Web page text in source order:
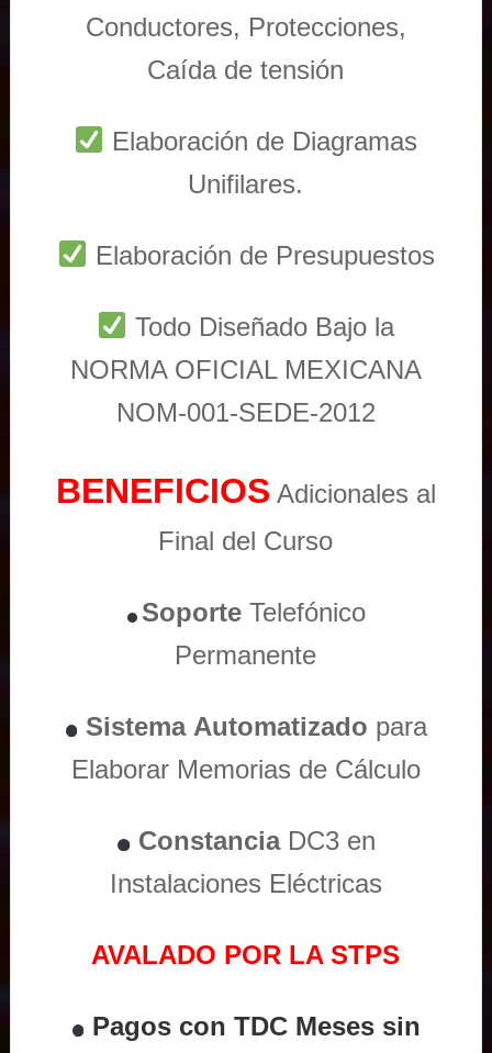
Conductores, Protecciones,
Caída de tensión
Elaboración de Diagramas
Unifilares.
Elaboración de Presupuestos
Todo Diseñado Bajo la
NORMA OFICIAL MEXICANA
NOM-001-SEDE-2012
BENEFICIOS Adicionales al
Final del Curso
Soporte Telefónico
Permanente
Sistema Automatizado para
Elaborar Memorias de Cálculo
ConstanciaDC3 en
Instalaciones Eléctricas
AVALADO POR LA STPS
Pagos con TDC Meses sin